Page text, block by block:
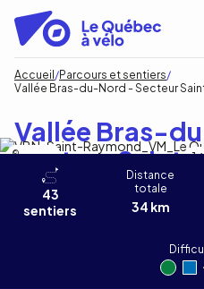
contenu
principal
Fil
Accueil
Parcours et sentiers
Vallée Bras-du-Nord - Secteur
Vallée Bras-
Secteur
P marceau 1/
43
sentiers
Distance
totale
34 km